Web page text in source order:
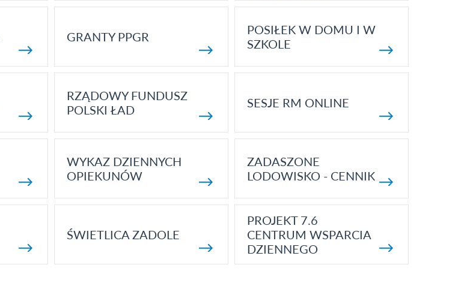
GRANTY PPGR
POSIŁEK W DOMU I W
SZKOLE
RZĄDOWY FUNDUSZ
POLSKI ŁAD
SESJE RM ONLINE
WYKAZ DZIENNYCH
OPIEKUNÓW
ZADASZONE
LODOWISKO - CENNIK
ŚWIETLICA ZADOLE
PROJEKT 7.6
CENTRUM WSPARCIA
DZIENNEGO